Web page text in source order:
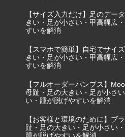
【サイズ入力だけ】足のデー
きい・足が小さい・甲高幅広
すいを解消
【スマホで簡単】自宅でサイ
きい・足が小さい・甲高幅広
すいを解消
【フルオーダーパンプス】
母趾・足の大きい・足が小さ
い・踵が脱げやすいを解消
【お客様と環境のために】ブ
趾・足の大きい・足が小さい
踵が脱げやすいを解消